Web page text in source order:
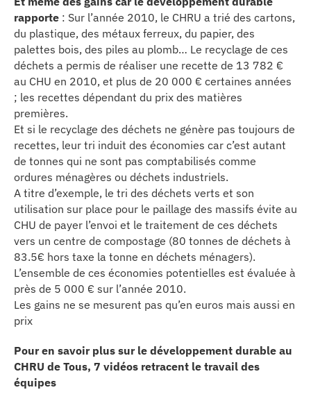
rapporte : Sur l’année 2010, le CHRU a trié des cartons,
du plastique, des métaux ferreux, du papier, des
palettes bois, des piles au plomb… Le recyclage de ces
déchets a permis de réaliser une recette de 13 782 €
au CHU en 2010, et plus de 20 000 € certaines années
; les recettes dépendant du prix des matières
premières.
Et si le recyclage des déchets ne génère pas toujours de
recettes, leur tri induit des économies car c’est autant
de tonnes qui ne sont pas comptabilisés comme
ordures ménagères ou déchets industriels.
A titre d’exemple, le tri des déchets verts et son
utilisation sur place pour le paillage des massifs évite au
CHU de payer l’envoi et le traitement de ces déchets
vers un centre de compostage (80 tonnes de déchets à
83.5€ hors taxe la tonne en déchets ménagers).
L’ensemble de ces économies potentielles est évaluée à
près de 5 000 € sur l’année 2010.
Les gains ne se mesurent pas qu’en euros mais aussi en
prix
Pour en savoir plus sur le développement durable au
CHRU de Tous, 7 vidéos retracent le travail des
équipes